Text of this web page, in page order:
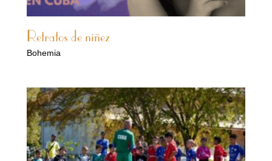
Retratos de niñez
Bohemia